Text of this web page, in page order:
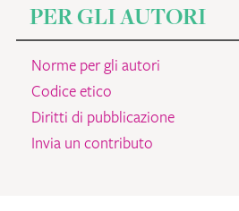
PER GLI AUTORI
Norme per gli autori
Codice etico
Diritti di pubblicazione
Invia un contributo